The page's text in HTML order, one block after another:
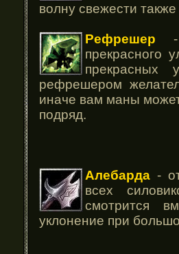
волну свежести
Рефрешер -
прекрасного
прекрасных
рефрешером
иначе вам маны
подряд.
Алебарда -
всех
смотрится
уклонение при